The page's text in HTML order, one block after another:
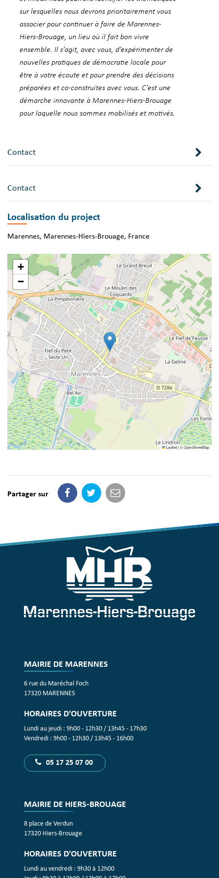
sur lesquelles nous devrons prioritairement vous
associer pour continuer à faire de Marennes-
Hiers-Brouage, un lieu où il fait bon vivre
ensemble. Il s’agit, avec vous, d’expérimenter de
nouvelles pratiques de démocratie locale pour
être à votre écoute et pour prendre des décisions
préparées et co-construites avec vous. C’est une
démarche innovante à Marennes-Hiers-Brouage
pour laquelle nous sommes mobilisés et motivés.
Contact
Contact
Localisation du project
Marennes, Marennes-Hiers-Brouage, France
+
−
Leaflet|©OpenStreetMap
Partager sur
MAIRIE DE MARENNES
6 rue du Maréchal Foch
17320 MARENNES
HORAIRES D'OUVERTURE
Lundi au jeudi : 9h00 - 12h30 / 13h45 - 17h30
Vendredi : 9h00 - 12h30 / 13h45 - 16h00
05 17 25 07 00
MAIRIE DE HIERS-BROUAGE
8 place de Verdun
17320 Hiers-Brouage
HORAIRES D'OUVERTURE
Lundi au vendredi : 9h30 à 12h00